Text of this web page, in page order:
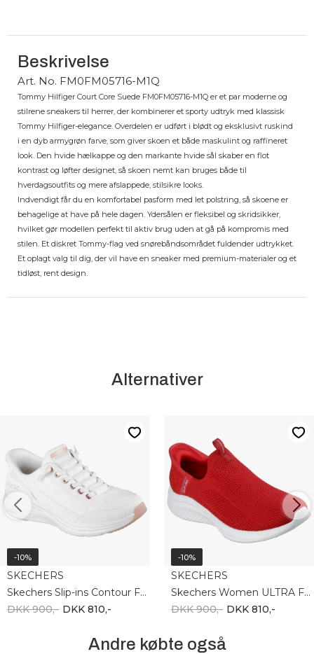
Beskrivelse
Art. No. FM0FM05716-M1Q
Tommy Hilfiger Court Core Suede FM0FM05716-M1Q er et par moderne og
stilrene sneakers til herrer, der kombinerer et sporty udtryk med klassisk
Tommy Hilfiger-elegance. Overdelen er udført i blødt og eksklusivt ruskind
i en dyb armygrøn farve, som giver skoen et både maskulint og raffineret
look. Den hvide hælkappe og den markante hvide sål skaber en flot
kontrast og løfter designet, så skoen nemt kan bruges både til
hverdagsoutfits og mere afslappede, stilsikre looks.
Indvendigt får du en komfortabel pasform med let polstring, så skoene er
behagelige at have på hele dagen. Ydersålen er fleksibel og skridsikker,
hvilket gør modellen perfekt til aktiv brug uden at gå på kompromis med
stilen. Et diskret Tommy-flag ved snørebåndsområdet fuldender udtrykket.
Et oplagt valg til dig, der vil have en sneaker med premium-materialer og et
tidløst, rent design.
Alternativer
-10%
SKECHERS
Skechers Slip-ins Contour Foam Cozy 150413 WTRG
DKK 900,- DKK 810,-
-10%
SKECHERS
Skechers Women ULTRA FLEX 3.0 EASY WIN 150450 RED
DKK 900,- DKK 810,-
Andre købte også